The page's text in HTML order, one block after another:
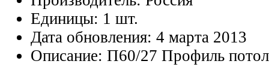
Единицы: 1 шт.
Дата обновления: 4 марта 2013
Описание: П60/27 Профиль